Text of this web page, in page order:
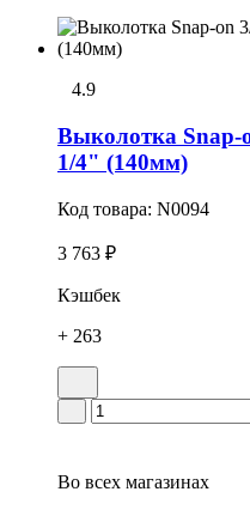
4.9
Выколотка Snap-
1/4" (140мм)
Код товара: N0094
3 763 ₽
Кэшбек
+ 263
Во всех магазинах